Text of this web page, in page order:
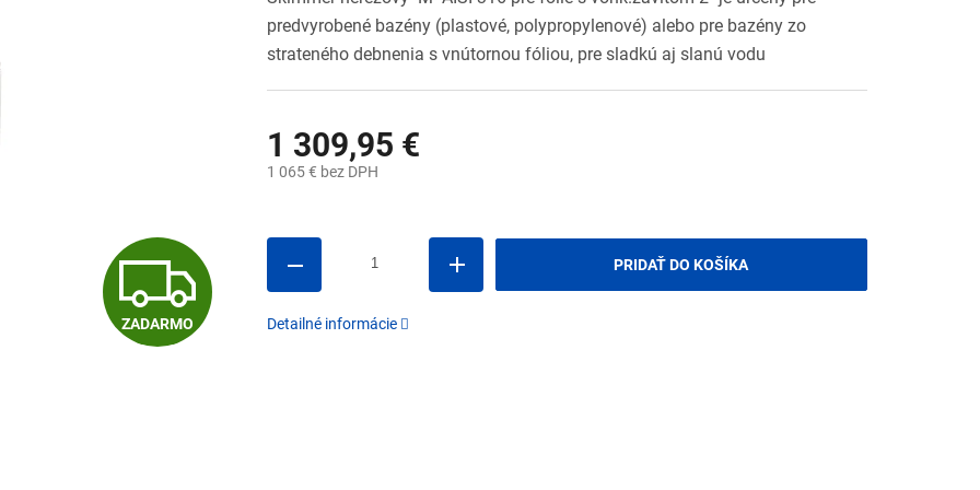
Z
A
ZADARMO
1 309,95 €
1 065 € bez DPH
PRIDAŤ DO KOŠÍKA
predvyrobené bazény (plastové, polypropylenové) alebo pre bazény zo
strateného debnenia s vnútornou fóliou, pre sladkú aj slanú vodu
Detailné informácie